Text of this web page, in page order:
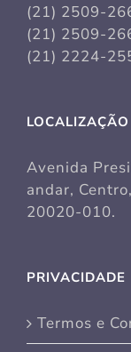
(21) 2509-
(21) 2509-
(21) 2224-
LOCALIZAÇÃO
Avenida
andar,
20020-010.
PRIVACIDADE
Termos e